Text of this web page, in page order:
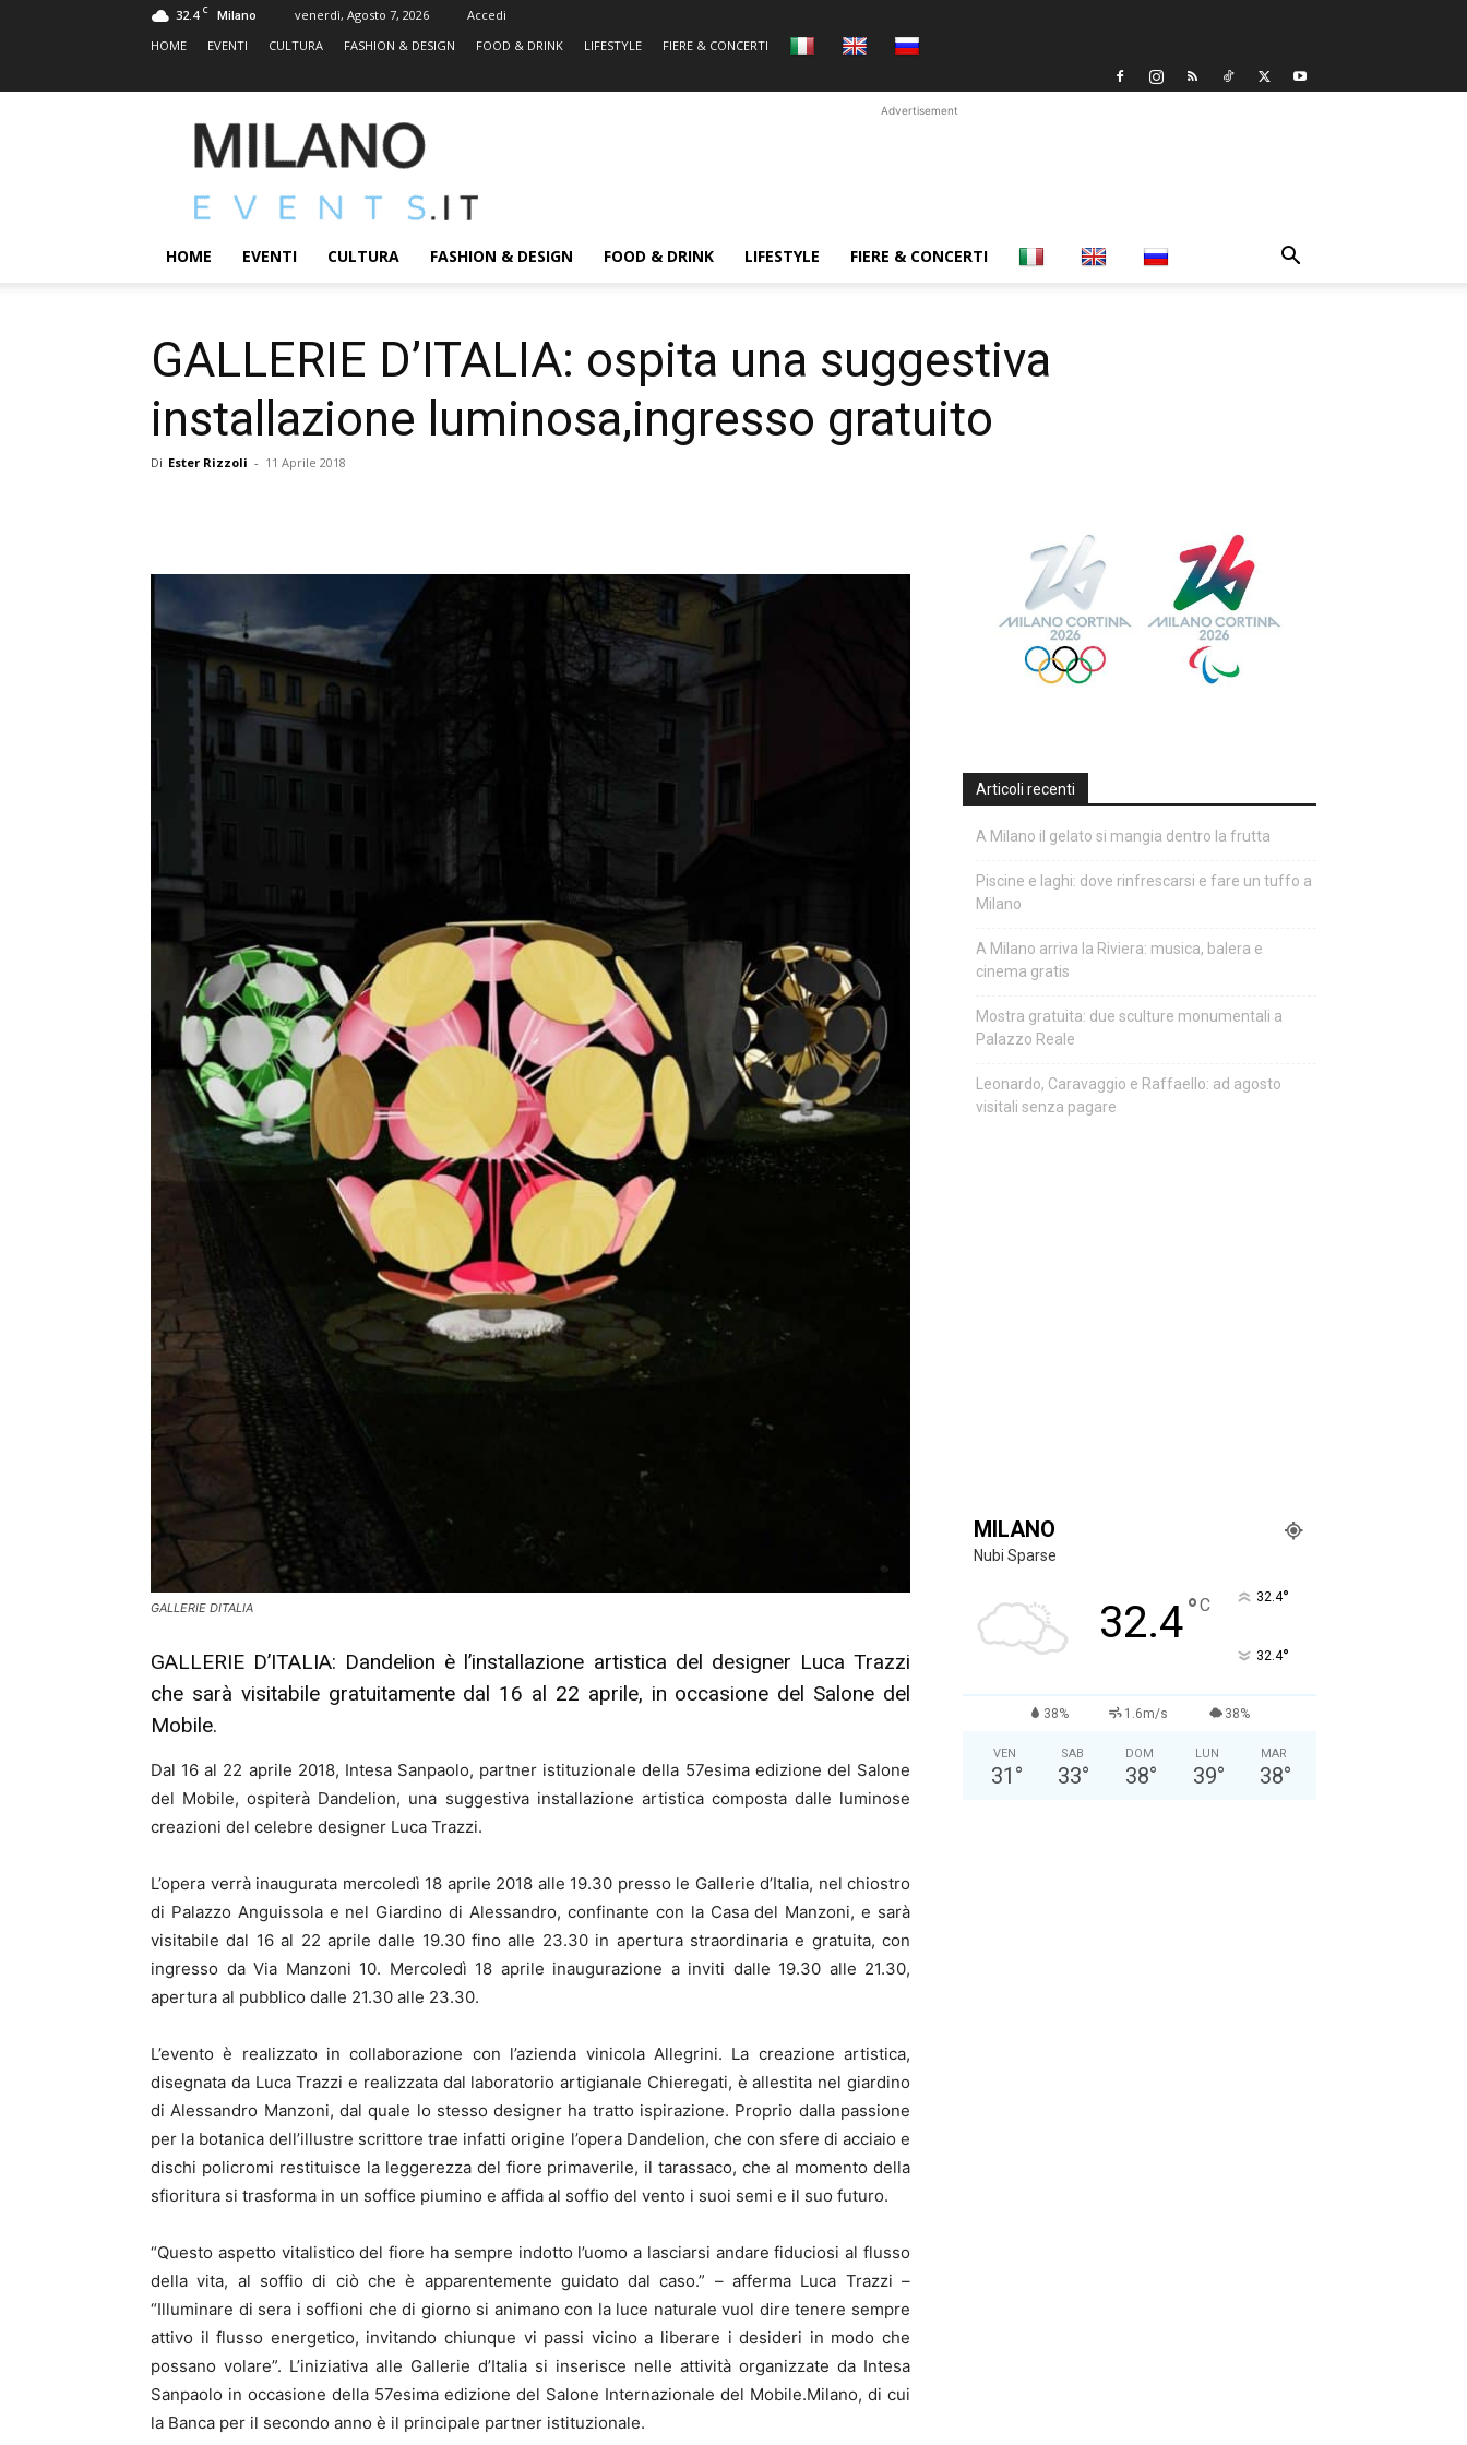
32.4 C Milano venerdì, Agosto 7, 2026
Accedi
HOME
EVENTI CULTURA FASHION & DESIGN FOOD & DRINK LIFESTYLE FIERE & CONCERTI
MILANOEVENTS.IT
|
2.0
ed
Eventi
Advertisement
HOME EVENTI CULTURA FASHION & DESIGN FOOD & DRINK LIFESTYLE FIERE & CONCERTI
GALLERIE D’ITALIA: ospita una suggestiva
installazione luminosa,ingresso gratuito
Di Ester Rizzoli - 11 Aprile 2018
GALLERIE DITALIA
GALLERIE D’ITALIA: Dandelion è l’installazione artistica del designer Luca Trazzi
che sarà visitabile gratuitamente dal 16 al 22 aprile, in occasione del Salone del
Mobile.
Dal 16 al 22 aprile 2018, Intesa Sanpaolo, partner istituzionale della 57esima edizione del Salone
del Mobile, ospiterà Dandelion, una suggestiva installazione artistica composta dalle luminose
creazioni del celebre designer Luca Trazzi.
L’opera verrà inaugurata mercoledì 18 aprile 2018 alle 19.30 presso le Gallerie d’Italia, nel chiostro
di Palazzo Anguissola e nel Giardino di Alessandro, confinante con la Casa del Manzoni, e sarà
visitabile dal 16 al 22 aprile dalle 19.30 fino alle 23.30 in apertura straordinaria e gratuita, con
ingresso da Via Manzoni 10. Mercoledì 18 aprile inaugurazione a inviti dalle 19.30 alle 21.30,
apertura al pubblico dalle 21.30 alle 23.30.
L’evento è realizzato in collaborazione con l’azienda vinicola Allegrini. La creazione artistica,
disegnata da Luca Trazzi e realizzata dal laboratorio artigianale Chieregati, è allestita nel giardino
di Alessandro Manzoni, dal quale lo stesso designer ha tratto ispirazione. Proprio dalla passione
per la botanica dell’illustre scrittore trae infatti origine l’opera Dandelion, che con sfere di acciaio e
dischi policromi restituisce la leggerezza del fiore primaverile, il tarassaco, che al momento della
sfioritura si trasforma in un soffice piumino e affida al soffio del vento i suoi semi e il suo futuro.
“Questo aspetto vitalistico del fiore ha sempre indotto l’uomo a lasciarsi andare fiduciosi al flusso
della vita, al soffio di ciò che è apparentemente guidato dal caso.” – afferma Luca Trazzi –
“Illuminare di sera i soffioni che di giorno si animano con la luce naturale vuol dire tenere sempre
attivo il flusso energetico, invitando chiunque vi passi vicino a liberare i desideri in modo che
possano volare”. L’iniziativa alle Gallerie d’Italia si inserisce nelle attività organizzate da Intesa
Sanpaolo in occasione della 57esima edizione del Salone Internazionale del Mobile.Milano, di cui
la Banca per il secondo anno è il principale partner istituzionale.
Articoli recenti
A Milano il gelato si mangia dentro la frutta
Piscine e laghi: dove rinfrescarsi e fare un tuffo a
Milano
A Milano arriva la Riviera: musica, balera e
cinema gratis
Mostra gratuita: due sculture monumentali a
Palazzo Reale
Leonardo, Caravaggio e Raffaello: ad agosto
visitali senza pagare
MILANO
Nubi Sparse
32.4°C 32.4°
32.4°
38% 1.6m/s 38%
VEN
31 °
SAB
33°
DOM
38°
LUN
39°
MAR
38°